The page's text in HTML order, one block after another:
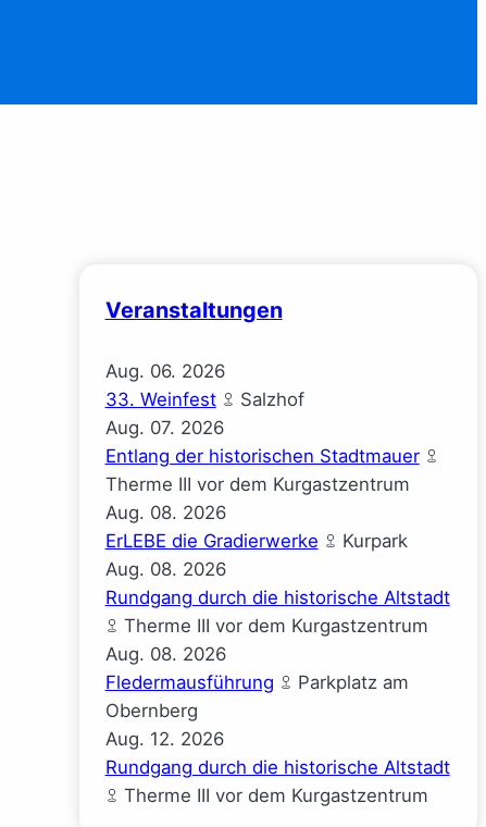
Veranstaltungen
Aug. 06. 2026
33. Weinfest
Salzhof
Aug. 07. 2026
Entlang der historischen Stadtmauer
Therme III vor dem Kurgastzentrum
Aug. 08. 2026
ErLEBE die Gradierwerke
Kurpark
Aug. 08. 2026
Rundgang durch die historische Altstadt
Therme III vor dem Kurgastzentrum
Aug. 08. 2026
Fledermausführung
Parkplatz am
Obernberg
Aug. 12. 2026
Rundgang durch die historische Altstadt
Therme III vor dem Kurgastzentrum